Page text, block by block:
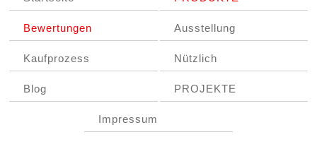
Bewertungen Ausstellung
Kaufprozess Nützlich
Blog PROJEKTE
Impressum